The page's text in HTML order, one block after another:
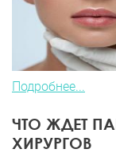
Подробнее...
ЧТО ЖДЕТ
ХИРУРГОВ